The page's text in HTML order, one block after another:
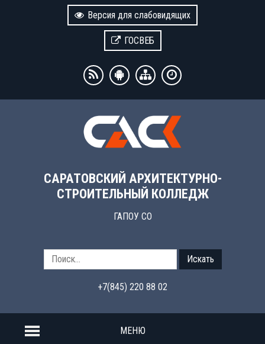
Версия для слабовидящих
ГОСВЕБ
САРАТОВСКИЙ АРХИТЕКТУРНО-
СТРОИТЕЛЬНЫЙ КОЛЛЕДЖ
ГАПОУ СО
Искать
+7(845) 220 88 02
МЕНЮ